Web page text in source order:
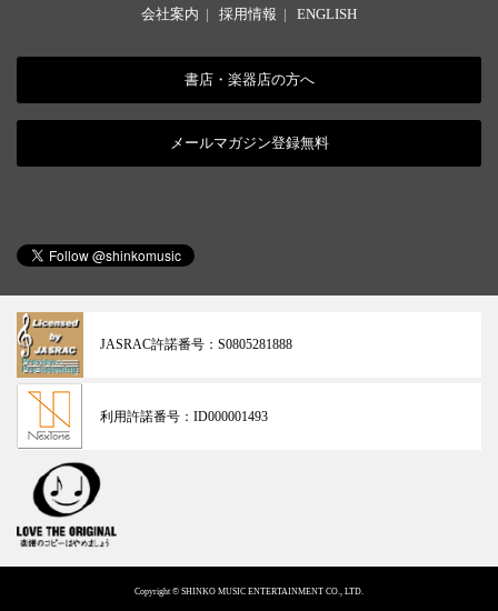
会社案内 | 採用情報 | ENGLISH
書店・楽器店の方へ
メールマガジン登録無料
JASRAC許諾番号： S0805281888
利用許諾番号： ID000001493
Copyright © SHINKO MUSIC ENTERTAINMENT CO., LTD.